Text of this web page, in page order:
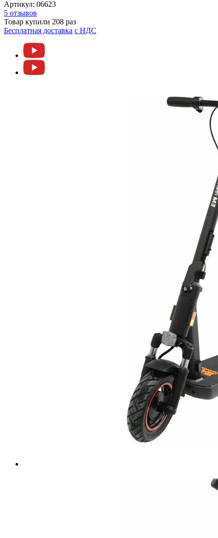
Артикул: 06623
5 отзывов
Товар купили 208 раз
Бесплатная доставка c НДС